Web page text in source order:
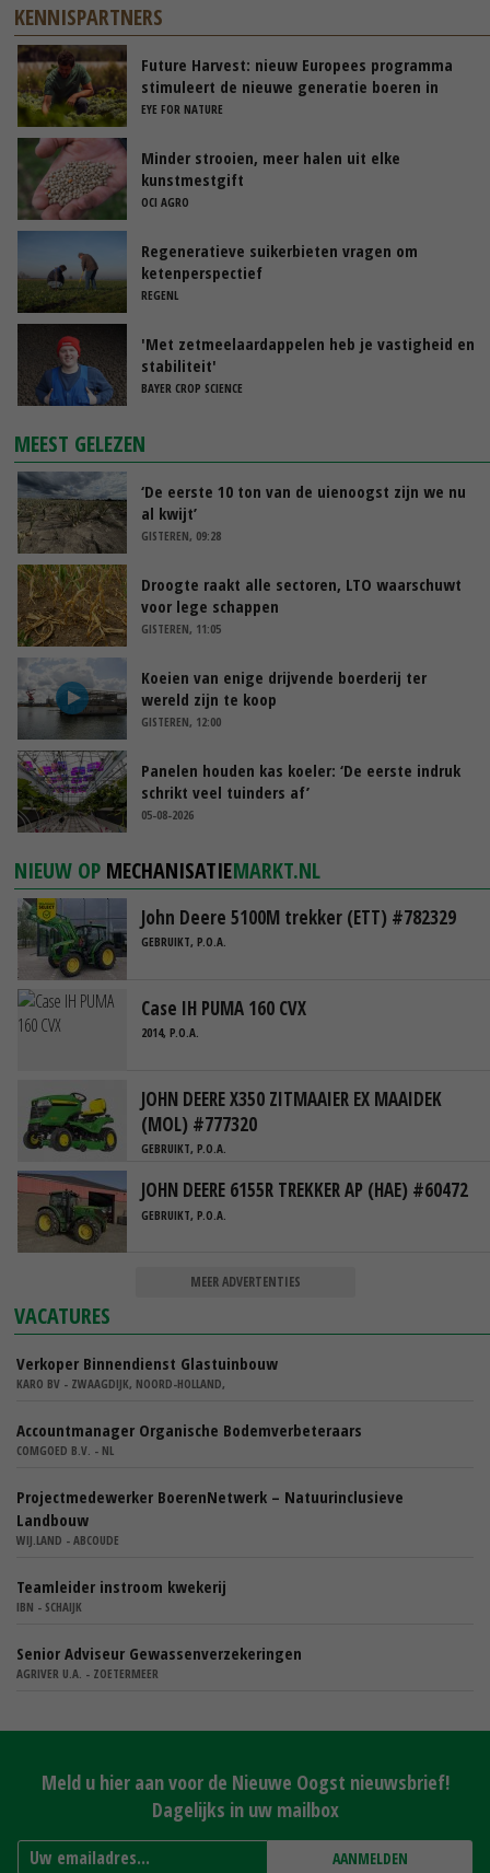
KENNISPARTNERS
Future Harvest: nieuw Europees programma
stimuleert de nieuwe generatie boeren in
Nederland
EYE FOR NATURE
Minder strooien, meer halen uit elke
kunstmestgift
OCI AGRO
Regeneratieve suikerbieten vragen om
ketenperspectief
REGENL
'Met zetmeelaardappelen heb je vastigheid en
stabiliteit'
BAYER CROP SCIENCE
MEEST GELEZEN
‘De eerste 10 ton van de uienoogst zijn we nu
al kwijt’
GISTEREN, 09:28
Droogte raakt alle sectoren, LTO waarschuwt
voor lege schappen
GISTEREN, 11:05
Koeien van enige drijvende boerderij ter
wereld zijn te koop
GISTEREN, 12:00
Panelen houden kas koeler: ‘De eerste indruk
schrikt veel tuinders af’
05-08-2026
NIEUW OP MECHANISATIEMARKT.NL
John Deere 5100M trekker (ETT) #782329
GEBRUIKT, P.O.A.
Case IH PUMA 160 CVX
2014, P.O.A.
JOHN DEERE X350 ZITMAAIER EX MAAIDEK
(MOL) #777320
GEBRUIKT, P.O.A.
JOHN DEERE 6155R TREKKER AP (HAE) #60472
GEBRUIKT, P.O.A.
MEER ADVERTENTIES
VACATURES
Verkoper Binnendienst Glastuinbouw
KARO BV - ZWAAGDIJK, NOORD-HOLLAND,
Accountmanager Organische Bodemverbeteraars
COMGOED B.V. - NL
Projectmedewerker BoerenNetwerk – Natuurinclusieve
Landbouw
WIJ.LAND - ABCOUDE
Teamleider instroom kwekerij
IBN - SCHAIJK
Senior Adviseur Gewassenverzekeringen
AGRIVER U.A. - ZOETERMEER
Meld u hier aan voor de Nieuwe Oogst nieuwsbrief!
Dagelijks in uw mailbox
AANMELDEN